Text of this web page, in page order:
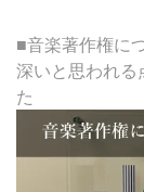
■音楽著作権に
深いと思われる
た